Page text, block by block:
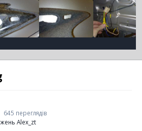
645 переглядів
Alex_zt